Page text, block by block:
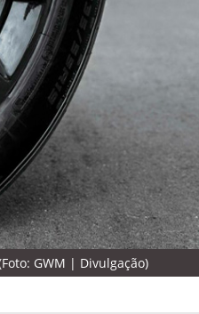
GWM | Divulgação)